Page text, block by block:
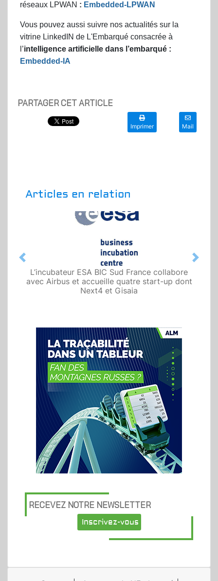
réseaux LPWAN : Embedded-LPWAN
Vous pouvez aussi suivre nos actualités sur la
vitrine LinkedIN de L'Embarqué consacrée à
l’intelligence artificielle dans l’embarqué :
Embedded-IA
PARTAGER CET ARTICLE
Imprimer Mail
Articles en relation
L’incubateur ESA BIC Sud France collabore
avec Airbus et accueille quatre start-up dont
Next4 et Gisaia
Previous Next
RECEVEZ NOTRE NEWSLETTER
Inscrivez-vous